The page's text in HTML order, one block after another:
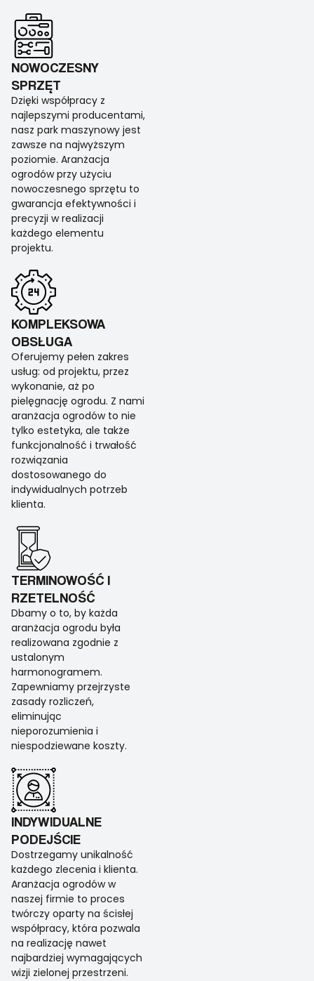
NOWOCZESNY
SPRZĘT
Dzięki współpracy z
najlepszymi producentami,
nasz park maszynowy jest
zawsze na najwyższym
poziomie. Aranżacja
ogrodów przy użyciu
nowoczesnego sprzętu to
gwarancja efektywności i
precyzji w realizacji
każdego elementu
projektu.
KOMPLEKSOWA
OBSŁUGA
Oferujemy pełen zakres
usług: od projektu, przez
wykonanie, aż po
pielęgnację ogrodu. Z nami
aranżacja ogrodów to nie
tylko estetyka, ale także
funkcjonalność i trwałość
rozwiązania
dostosowanego do
indywidualnych potrzeb
klienta.
TERMINOWOŚĆ I
RZETELNOŚĆ
Dbamy o to, by każda
aranżacja ogrodu była
realizowana zgodnie z
ustalonym
harmonogramem.
Zapewniamy przejrzyste
zasady rozliczeń,
eliminując
nieporozumienia i
niespodziewane koszty.
INDYWIDUALNE
PODEJŚCIE
Dostrzegamy unikalność
każdego zlecenia i klienta.
Aranżacja ogrodów w
naszej firmie to proces
twórczy oparty na ścisłej
współpracy, która pozwala
na realizację nawet
najbardziej wymagających
wizji zielonej przestrzeni.